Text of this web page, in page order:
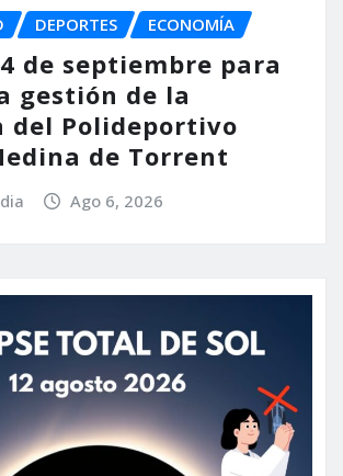
DEPORTES ECONOMÍA
de septiembre para
gestión de la
del Polideportivo
de Torrent
Ago 6, 2026